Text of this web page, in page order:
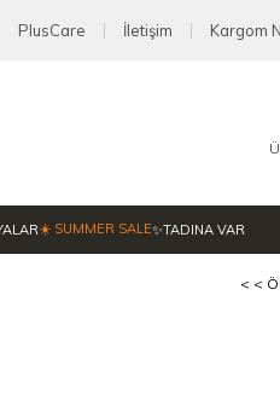
PlusCare İletişim Kargom
☀️ SUMMER SALE✨TADINA VAR
< <